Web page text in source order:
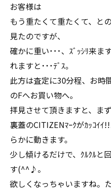
お客様は
もう重たくて重たくて、と
見たのですが、
確かに重い･･･、ｽﾞｯｼﾘ来ま
れますと･･･ﾃﾞｽ。
此方は査定に30分程、お時
のFへお買い物へ。
拝見させて頂きますと、ま
裏蓋のCITIZENﾏｰｸがｶｯｺｲｲ
らかに動きます。
少し傾けるだけで、ｸﾙｸﾙと
す(^^♪。
欲しくなっちゃいますね。